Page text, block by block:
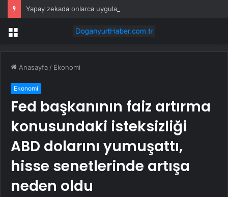
Menü
Anasayfa / Ekonomi
Ekonomi
Fed başkanının faiz artırma
konusundaki isteksizliği
ABD dolarını yumuşattı,
hisse senetlerinde artışa
neden oldu